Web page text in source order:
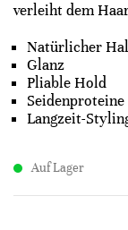
verleiht dem
Natürlicher
Glanz
Pliable Hold
Seidenproteine
Langzeit-
Auf Lager